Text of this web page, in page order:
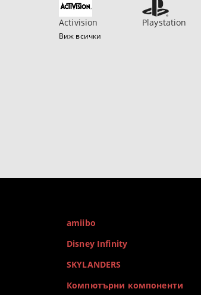
Activision Playstation
Виж всички
amiibo
Disney Infinity
SKYLANDERS
Компютърни компоненти